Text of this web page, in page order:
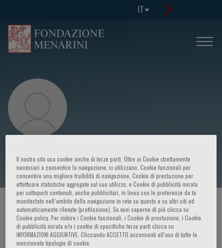
IT
G. Damiani
HOME PAGE / CORSI ED EVENTI / RELATORE
Il nostro sito usa cookie anche di terze parti. Oltre ai Cookie strettamente
necessari a consentire la navigazione, si utilizzano, Cookie funzionali per
consentire una migliore fruibilità di navigazione, Cookie di prestazione per
effettuare statistiche aggregate sul suo utilizzo, e Cookie di pubblicità mirata
per sottoporti contenuti, anche pubblicitari, in linea con le preferenze da te
manifestate nell‘ambito della navigazione in rete su questo e su altri siti ed
automaticamente rilevate (profilazione). Se vuoi saperne di più clicca su
Cookie policy. Per inibire i Cookie funzionali, i Cookie di prestazione, i Cookie
di pubblicità mirata e/o i cookie di specifiche terze parti clicca su
INFORMAZIONI AGGIUNTIVE. Cliccando ACCETTO acconsenti all’uso di tutte le
menzionate tipologie di cookie.